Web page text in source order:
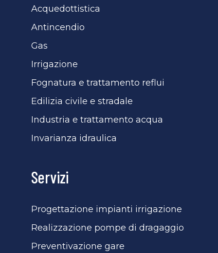
Acquedottistica
Antincendio
Gas
Irrigazione
Fognatura e trattamento reflui
Edilizia civile e stradale
Industria e trattamento acqua
Invarianza idraulica
Servizi
Progettazione impianti irrigazione
Realizzazione pompe di dragaggio
Preventivazione gare